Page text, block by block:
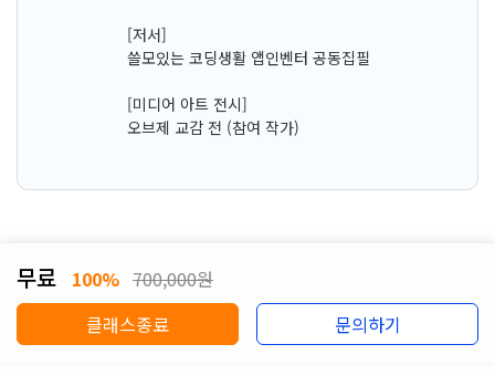
[저서]
쓸모있는 코딩생활 앱인벤터 공동집필
[미디어 아트 전시]
오브제 교감 전 (참여 작가)
무료 100% 700,000원
클래스종료
문의하기